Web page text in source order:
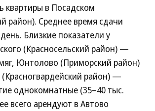
квартиры в Посадском
район). Среднее время сдачи
Близкие показатели у
(Красносельский район) —
Юнтолово (Приморский район)
район) —
однокомнатные (35–40 тыс.
всего арендуют в Автово